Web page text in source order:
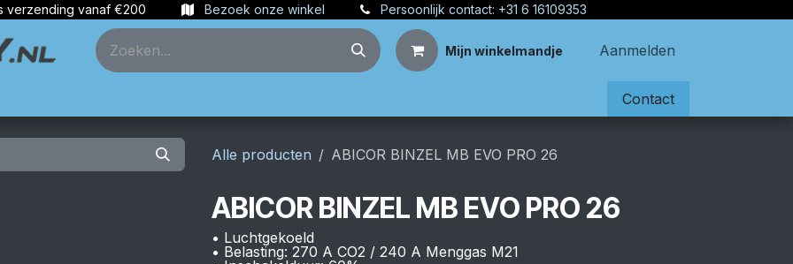
verzending vanaf €200 Bezoek onze winkel Persoonlijk contact: +31 6 16109353
Mijn winkelmandje Aanmelden
Contact
Alle producten ABICOR BINZEL MB EVO PRO 26
ABICOR BINZEL MB EVO PRO 26
• Luchtgekoeld
• Belasting: 270 A CO2 / 240 A Menggas M21